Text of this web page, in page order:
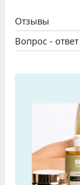
Отзывы
Вопрос - ответ